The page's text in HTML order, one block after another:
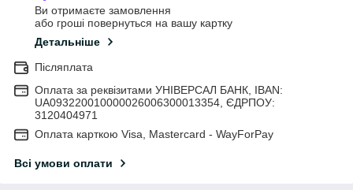
Ви отримаєте замовлення
або гроші повернуться на вашу картку
Детальніше
Післяплата
Оплата за реквізитами УНІВЕРСАЛ БАНК, IBAN:
UA093220010000026006300013354, ЄДРПОУ:
3120404971
Оплата карткою Visa, Mastercard - WayForPay
Всі умови оплати